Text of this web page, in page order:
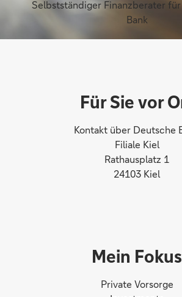
Selbstständiger Finanzberater
Bank
Für Sie vor
Kontakt über Deutsche
Filiale Kiel
Rathausplatz 1
24103 Kiel
Mein Fokus
Private Vorsorge